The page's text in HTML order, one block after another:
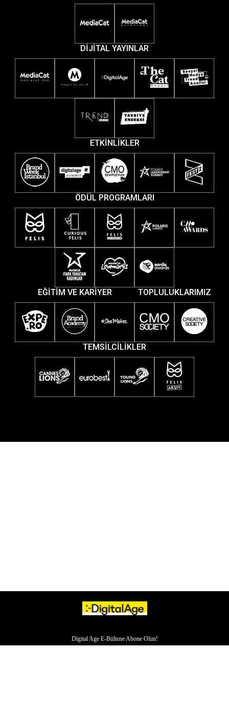
DİJİTAL YAYINLAR
ETKİNLİKLER
ÖDÜL PROGRAMLARI
EĞİTİM VE KARİYER TOPLULUKLARIMIZ
TEMSİLCİLİKLER
Digital Age E-Bültene Abone Olun!